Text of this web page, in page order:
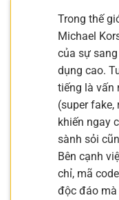
Trong thế
Michael
của sự
dụng cao.
tiếng là vấn
(super
khiến ngay
sành sỏi
Bên cạnh
chỉ, mã
độc đáo mà